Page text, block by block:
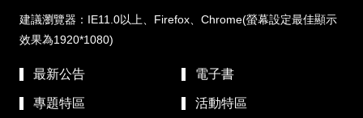
建議瀏覽器：IE11.0以上、Firefox、Chrome(螢幕設定最佳顯示
效果為1920*1080)
最新公告 電子書
專題特區 活動特區